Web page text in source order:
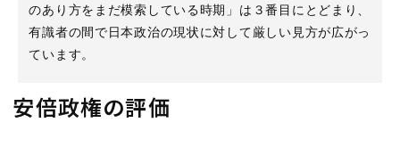
のあり方をまだ模索している時期」は３番目にとどまり、
有識者の間で日本政治の現状に対して厳しい見方が広がっ
ています。
安倍政権の評価